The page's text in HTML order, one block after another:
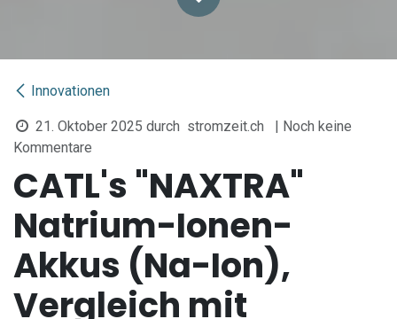
Innovationen
21. Oktober 2025 durch stromzeit.ch
| Noch keine
Kommentare
CATL's "NAXTRA"
Natrium-Ionen-
Akkus (Na-Ion),
Vergleich mit